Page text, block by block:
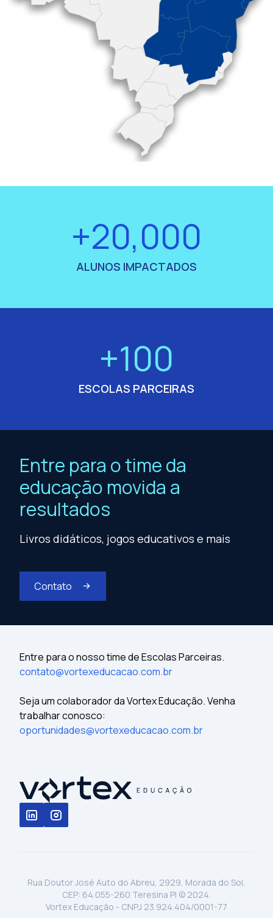
+20,000
ALUNOS IMPACTADOS
+100
ESCOLAS PARCEIRAS
Entre para o time da
educação movida a
resultados
Livros didáticos, jogos educativos e mais
Contato
Entre para o nosso time de Escolas Parceiras.
contato@vortexeducacao.com.br
Seja um colaborador da Vortex Educação. Venha
trabalhar conosco:
oportunidades@vortexeducacao.com.br
Rua Doutor José Auto do Abreu, 2929, Morada do Sol,
CEP: 64.055-260 Teresina PI © 2024.
Vortex Educação - CNPJ 23.924.404/0001-77